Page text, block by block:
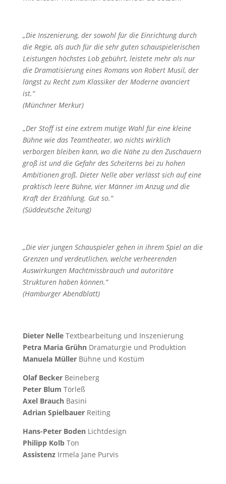
„Die Inszenierung, der sowohl für die Einrichtung durch
die Regie, als auch für die sehr guten schauspielerischen
Leistungen höchstes Lob gebührt, leistete mehr als nur
die Dramatisierung eines Romans von Robert Musil, der
längst zu Recht zum Klassiker der Moderne avanciert
ist.“
(Münchner Merkur)
„Der Stoff ist eine extrem mutige Wahl für eine kleine
Bühne wie das Teamtheater, wo nichts wirklich
verborgen bleiben kann, wo die Nähe zu den Zuschauern
groß ist und die Gefahr des Scheiterns bei zu hohen
Ambitionen groß. Dieter Nelle aber verlässt sich auf eine
praktisch leere Bühne, vier Männer im Anzug und die
Kraft der Erzählung. Gut so.“
(Süddeutsche Zeitung)
„Die vier jungen Schauspieler gehen in ihrem Spiel an die
Grenzen und verdeutlichen, welche verheerenden
Auswirkungen Machtmissbrauch und autoritäre
Strukturen haben können.“
(Hamburger Abendblatt)
Dieter Nelle Textbearbeitung und Inszenierung
Petra Maria Grühn Dramaturgie und Produktion
Manuela Müller Bühne und Kostüm
Olaf BeckerBeineberg
Peter Blum Törleß
Axel BrauchBasini
Adrian SpielbauerReiting
Hans-Peter Boden Lichtdesign
Philipp KolbTon
Assistenz Irmela Jane Purvis